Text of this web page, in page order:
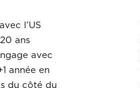
l’US
ans
avec
année en
du côté du